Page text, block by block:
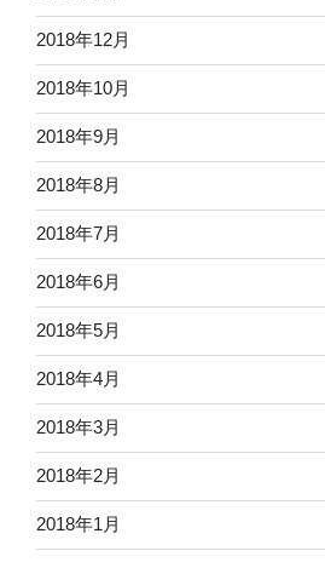
2018年12月
2018年10月
2018年9月
2018年8月
2018年7月
2018年6月
2018年5月
2018年4月
2018年3月
2018年2月
2018年1月